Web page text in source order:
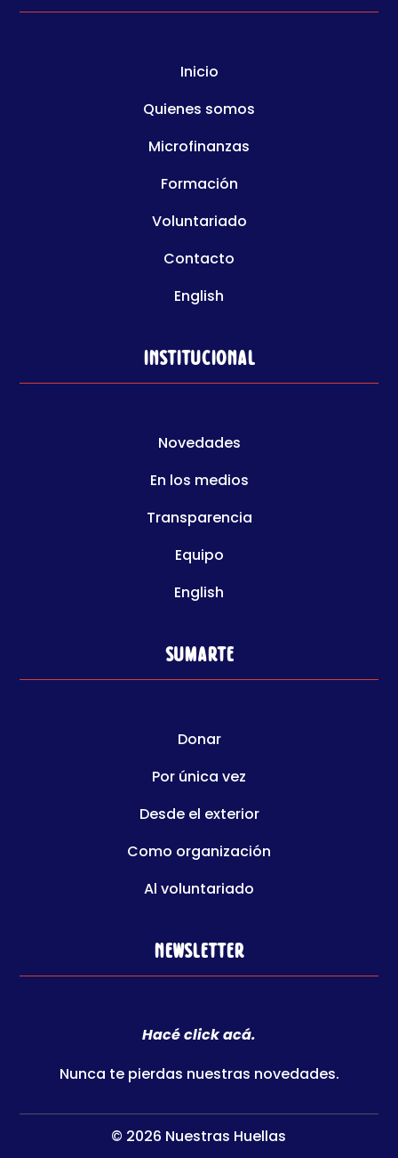
Inicio
Quienes somos
Microfinanzas
Formación
Voluntariado
Contacto
English
Institucional
Novedades
En los medios
Transparencia
Equipo
English
Sumarte
Donar
Por única vez
Desde el exterior
Como organización
Al voluntariado
Newsletter
Hacé click acá.
Nunca te pierdas nuestras novedades.
© 2026 Nuestras Huellas